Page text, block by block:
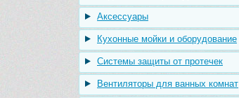
Аксессуары
Кухонные мойки и оборудование
Системы защиты от протечек
Вентиляторы для ванных комнат